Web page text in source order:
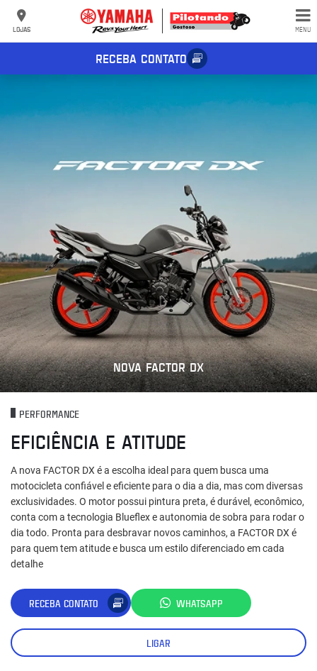
LOJAS MENU
RECEBA CONTATO
NOVA FACTOR DX
PERFORMANCE
EFICIÊNCIA E ATITUDE
A nova FACTOR DX é a escolha ideal para quem busca uma
motocicleta confiável e eficiente para o dia a dia, mas com diversas
exclusividades. O motor possui pintura preta, é durável, econômico,
conta com a tecnologia Blueflex e autonomia de sobra para rodar o
dia todo. Pronta para desbravar novos caminhos, a FACTOR DX é
para quem tem atitude e busca um estilo diferenciado em cada
detalhe
RECEBA CONTATO WHATSAPP
LIGAR